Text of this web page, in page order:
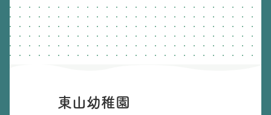
東山幼稚園